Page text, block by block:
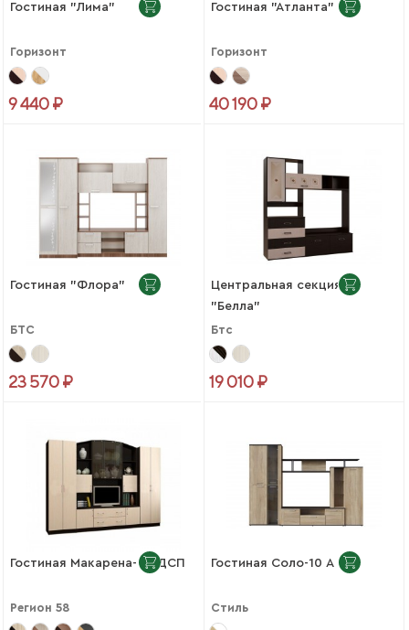
Гостиная "Лима"
Горизонт
9 440 ₽
Гостиная "Атланта"
Горизонт
40 190 ₽
Гостиная "Флора"
БТС
23 570 ₽
Центральная секция
"Белла"
Бтс
19 010 ₽
Гостиная Макарена-4 ЛДСП
Регион 58
Гостиная Соло-10 А
Стиль